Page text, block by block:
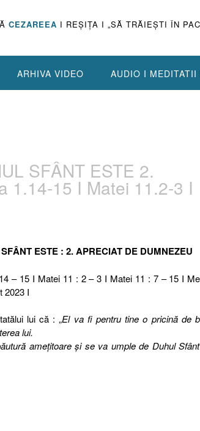
CEZAREEA I REŞIŢA I „SĂ TRĂIEŞTI ÎN
ARHIVA VIDEO AUDIO I MEDITATII
SFÂNT ESTE 2.
1.14-15 I Matei 11.2-3 I
ESTE : 2. APRECIAT DE DUMNEZEU
– 15 I Matei 11 : 2 – 3 I Matei 11 : 7 – 15 I
2023 I
lui că : „El va fi pentru tine o pricină de
lui.
ameţitoare şi se va umple de Duhul